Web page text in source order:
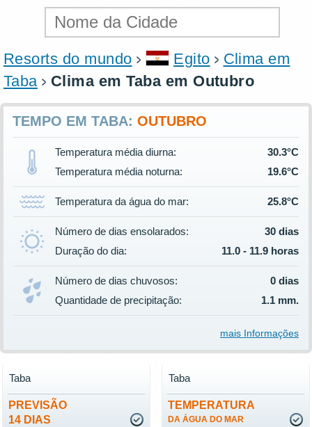
Resorts do mundo Egito
Clima em
Taba
Clima em Taba em Outubro
TEMPO EM TABA: OUTUBRO
Temperatura média diurna:
30.3°C
Temperatura média noturna:
19.6°C
Temperatura da água do mar: 25.8°C
Número de dias ensolarados:
30 dias
Duração do dia:
11.0 - 11.9 horas
Número de dias chuvosos:
0 dias
Quantidade de precipitação:
1.1 mm.
mais Informações
PREVISÃO
14 DIAS
Taba
TEMPERATURA
DA ÁGUA DO MAR
Taba